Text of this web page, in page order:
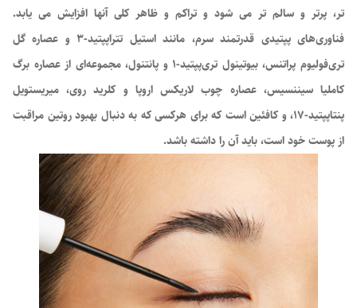
تر، پرتر و سالم تر می شود و تراکم و ظاهر کلی آنها افزایش می یابد.
فناوری‌های پپتیدی قدرتمند سرم، مانند استیل تتراپپتید-3 و عصاره گل
تری‌فولیوم پراتنس، بیوتینول تری‌پپتید-1 و پانتنول، مجموعه‌ای از عصاره برگ
کاملیا سیننسیس، عصاره چوب لاریکس اروپا و کلرید روی، میریستویل
پنتاپپتید-17، و کافئین است که برای هرکسی که به دنبال بهبود روتین مراقبت
از پوست خود است، باید آن را داشته باشد.